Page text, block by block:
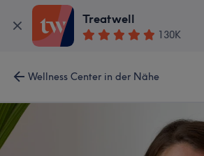
Treatwell
130K
Wellness Center in der Nähe